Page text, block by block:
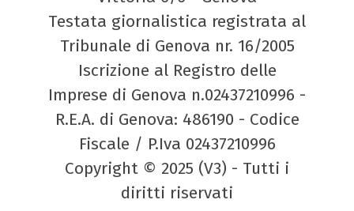
Testata giornalistica registrata al
Tribunale di Genova nr. 16/2005
Iscrizione al Registro delle
Imprese di Genova n.02437210996 -
R.E.A. di Genova: 486190 - Codice
Fiscale / P.Iva 02437210996
Copyright © 2025 (V3) - Tutti i
diritti riservati